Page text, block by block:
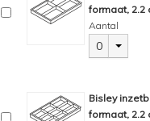
formaat, 2.2
Aantal
0
Bisley
formaat, 2.2